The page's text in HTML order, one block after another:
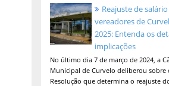
Reajuste de
vereadores de
2025: Entenda os
implicações
No último dia 7 de março de 2024, a
Municipal de Curvelo deliberou sobre
Resolução que determina o reajuste